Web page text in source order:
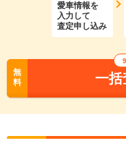
愛車情報を
入力して
査定申し込み
無
料
一括